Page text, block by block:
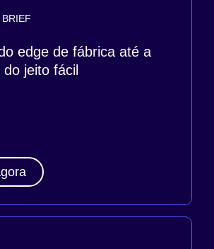
edge de fábrica até a
jeito fácil